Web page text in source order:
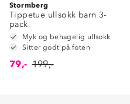
Stormberg
Tippetue ullsokk barn 3-
pack
Myk og behagelig ullsokk
Sitter godt på foten
79,- 199,-